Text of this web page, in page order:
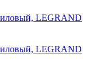
LEGRAND
LEGRAND